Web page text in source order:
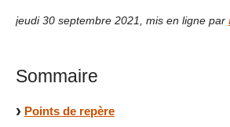
jeudi 30 septembre 2021 mis en ligne par
Sommaire
Points de repère